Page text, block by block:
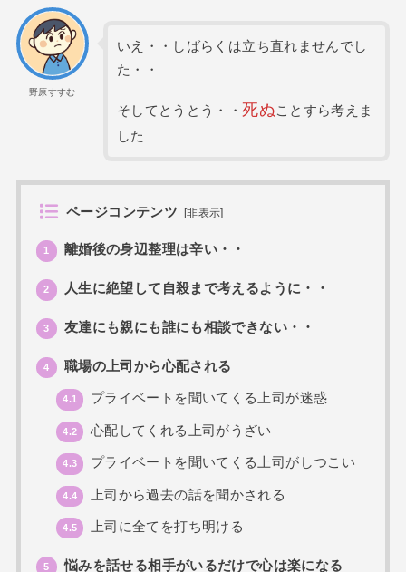
野原すすむ
いえ・・しばらくは立ち直れませんでし
た・・
そしてとうとう・・死ぬことすら考えま
した
ページコンテンツ [非表示]
1 離婚後の身辺整理は辛い・・
2 人生に絶望して自殺まで考えるように・・
3 友達にも親にも誰にも相談できない・・
4 職場の上司から心配される
4.1 プライベートを聞いてくる上司が迷惑
4.2 心配してくれる上司がうざい
4.3 プライベートを聞いてくる上司がしつこい
4.4 上司から過去の話を聞かされる
4.5 上司に全てを打ち明ける
5 悩みを話せる相手がいるだけで心は楽になる